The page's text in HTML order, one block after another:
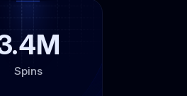
Spins